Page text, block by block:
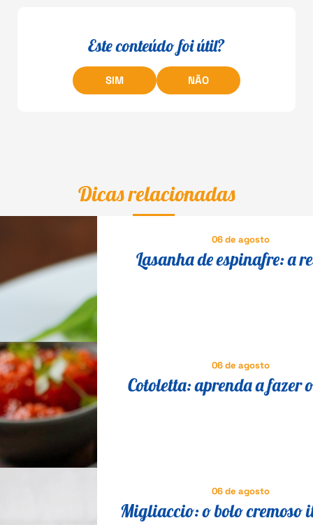
Este conteúdo foi útil?
SIM NÃO
Dicas relacionadas
06 de agosto
Lasanha de espinafre: a
06 de agosto
Cotoletta: aprenda a fazer
06 de agosto
Migliaccio: o bolo cremoso